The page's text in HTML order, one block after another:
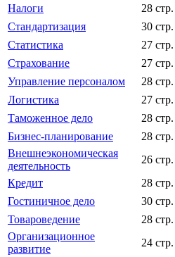
Налоги
28 стр.
Стандартизация
30 стр.
Статистика
27 стр.
Страхование
27 стр.
Управление персоналом
28 стр.
Логистика
27 стр.
Таможенное дело
28 стр.
Бизнес-планирование
28 стр.
Внешнеэкономическая
деятельность
26 стр.
Кредит
28 стр.
Гостиничное дело
30 стр.
Товароведение
28 стр.
Организационное
развитие
24 стр.